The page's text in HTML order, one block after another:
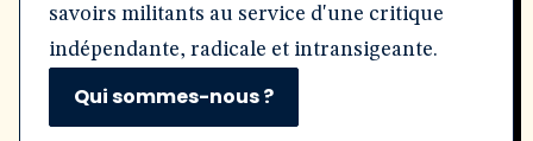
savoirs militants au service d'une critique
indépendante, radicale et intransigeante.
Qui sommes-nous ?